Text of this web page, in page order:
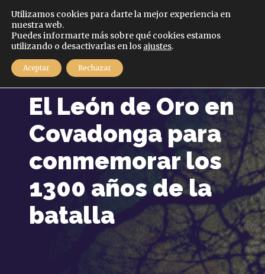
MENÚ
El León de Oro en
Covadonga para
conmemorar los
1300 años de la
batalla
Español
Utilizamos cookies para darte la mejor experiencia en
nuestra web.
Puedes informarte más sobre qué cookies estamos
utilizando o desactivarlas en los ajustes.
Aceptar Rechazar